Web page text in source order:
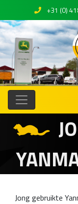
+31 (0)
Jong gebruikte